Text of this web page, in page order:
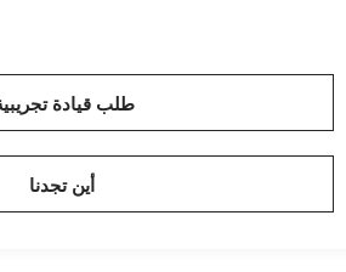
طلب قيادة تجريبية
أين تجدنا